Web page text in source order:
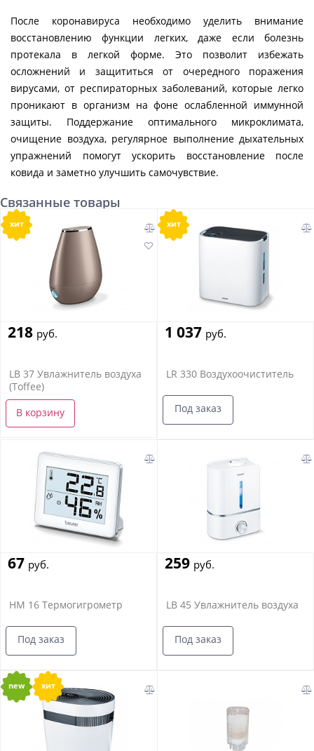
После коронавируса необходимо уделить внимание
восстановлению функции легких, даже если болезнь
протекала в легкой форме. Это позволит избежать
осложнений и защититься от очередного поражения
вирусами, от респираторных заболеваний, которые легко
проникают в организм на фоне ослабленной иммунной
защиты. Поддержание оптимального микроклимата,
очищение воздуха, регулярное выполнение дыхательных
упражнений помогут ускорить восстановление после
ковида и заметно улучшить самочувствие.
Связанные товары
хит
218 руб.
LB 37 Увлажнитель воздуха
(Toffee)
В корзину
хит
1 037 руб.
LR 330 Воздухоочиститель
Под заказ
67 руб.
HM 16 Термогигрометр
Под заказ
259 руб.
LB 45 Увлажнитель воздуха
Под заказ
new хит